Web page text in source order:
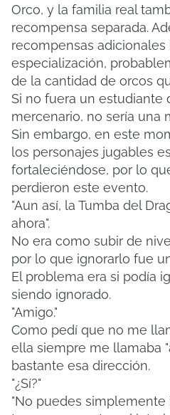
Orco, y la familia real
recompensa separada.
recompensas adicionales
especialización,
de la cantidad de orcos
Si no fuera un estudiante
mercenario, no sería una
Sin embargo, en este
los personajes jugables
fortaleciéndose, por lo
perdieron este evento.
"Aun así, la Tumba del
ahora".
No era como subir de
por lo que ignorarlo fue
El problema era si podía
siendo ignorado.
"Amigo."
Como pedí que no me
ella siempre me llamaba
bastante esa dirección.
"¿Sí?"
"No puedes